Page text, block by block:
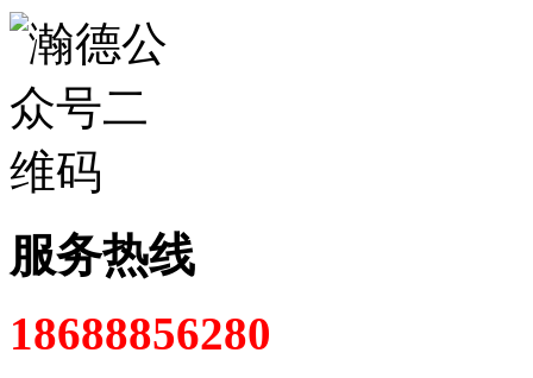
服务热线
18688856280